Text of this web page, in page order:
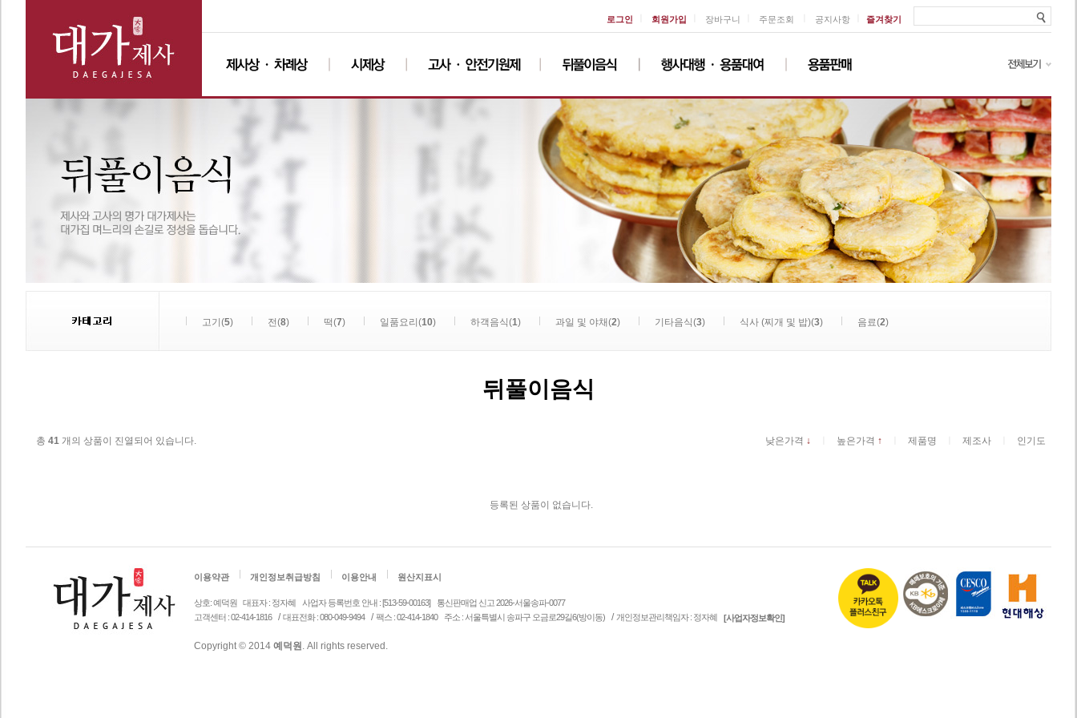
즐겨찾기
로그인 회원가입 장바구니 주문조회 공지사항
고기(5) 전(8) 떡(7) 일품요리(10) 하객음식(1) 과일 및 야채(2) 기타음식(3) 식사 (찌개 및 밥)(3) 음료(2)
뒤풀이음식
총 41 개의 상품이 진열되어 있습니다. 낮은가격 ↓ 높은가격 ↑ 제품명 제조사 인기도
등록된 상품이 없습니다.
이용약관 개인정보취급방침 이용안내 원산지표시
상호: 예덕원 대표자 : 정자혜 사업자 등록번호 안내 : [513-59-00163]
통신판매업 신고 2026-서울송파-0077
고객센터 : 02-414-1816
/대표전화 : 080-049-9494 /팩스 : 02-414-1840 주소 : 서울특별시 송파구 오금로29길6(방이동) / 개인정보관리책임자 : 정자혜 [사업자정보확인]
Copyright © 2014 예덕원 . All rights reserved.